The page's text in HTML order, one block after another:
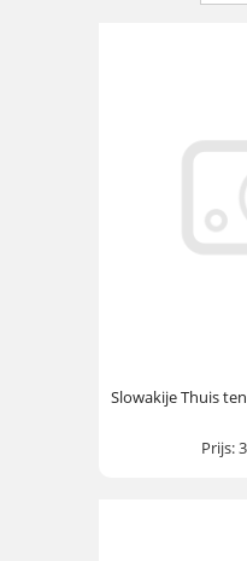
Slowakije Thuis
Prijs: